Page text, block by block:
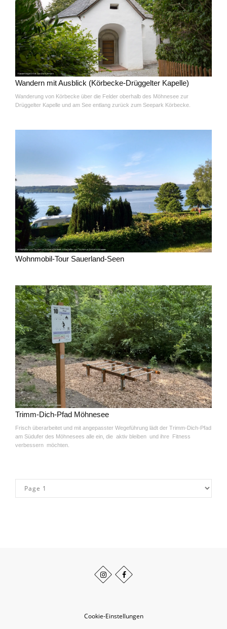
Wandern mit Ausblick (Körbecke-Drüggelter Kapelle)
Wanderung von Körbecke über die Felder oberhalb des Möhnesee zur
Drüggelter Kapelle und am See entlang zurück zum Seepark Körbecke.
Wohnmobil-Tour Sauerland-Seen
Trimm-Dich-Pfad Möhnesee
Frisch überarbeitet und mit angepasster Wegeführung lädt der Trimm-Dich-Pfad
am Südufer des Möhnesees alle ein, die aktiv bleiben und ihre Fitness
verbessern möchten.
Cookie-Einstellungen